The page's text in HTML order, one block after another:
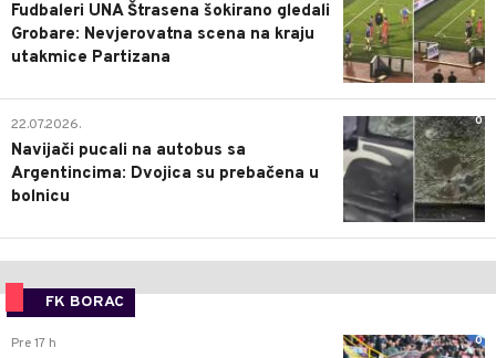
Fudbaleri UNA Štrasena šokirano gledali
Grobare: Nevjerovatna scena na kraju
utakmice Partizana
0
22.07.2026.
Navijači pucali na autobus sa
Argentincima: Dvojica su prebačena u
bolnicu
FK BORAC
0
Pre 17 h